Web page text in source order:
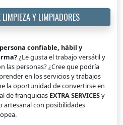
LIMPIEZA Y LIMPIADORES
confiable, hábil y
¿Le gusta el trabajo versátil y
las personas? ¿Cree que podría
en los servicios y trabajos
la oportunidad de convertirse en
de franquicias EXTRA SERVICESy
artesanal con posibilidades